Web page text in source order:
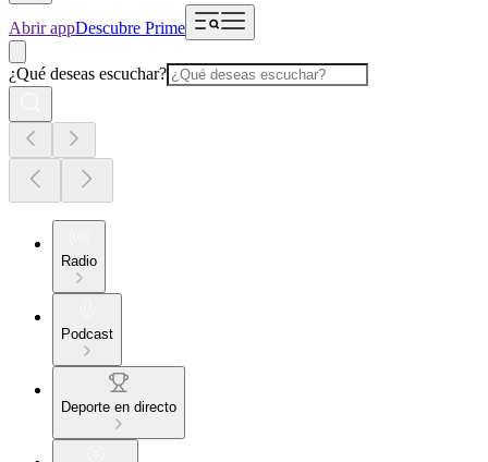
Abrir appDescubre Prime
¿Qué deseas escuchar?
Radio
Podcast
Deporte en directo